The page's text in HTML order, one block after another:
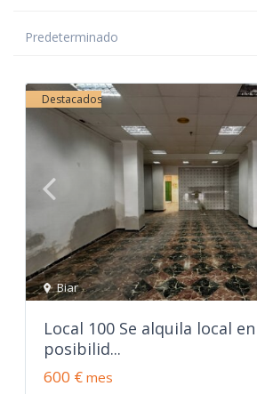
Predeterminado
Biar
Destacados
Local 100 Se alquila local
posibilid...
600 € mes